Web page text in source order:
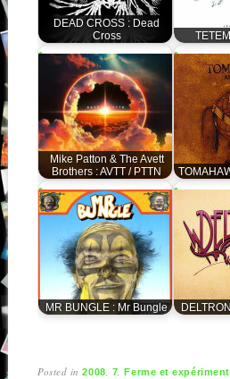
DEAD CROSS : Dead
Cross
Mike Patton & The Avett
Brothers : AVTT / PTTN
MR BUNGLE : Mr Bungle
Posted in2008 7 ,Ferme et